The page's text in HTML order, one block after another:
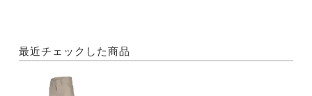
最近チェックした商品